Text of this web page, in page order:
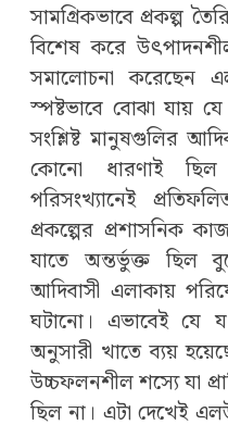
সামগ্রিকভাবে প্রকল্প
বিশেষ করে
সমালোচনা করেছেন
স্পষ্টভাবে বোঝা যায়
সংশ্লিষ্ট মানুষগুলির
কোনো ধারণাই
পরিসংখ্যানেই
প্রকল্পের প্রশাসনিক
যাতে অন্তর্ভুক্ত ছিল
আদিবাসী এলাকায়
ঘটানো। এভাবেই যে
অনুসারী খাতে ব্যয়
উচ্চফলনশীল শস্যে যা
ছিল না। এটা দেখেই